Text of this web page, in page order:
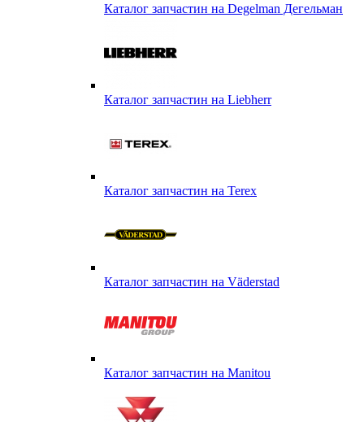
Каталог запчастин на Degelman Дегельман
Каталог запчастин на Liebherr
Каталог запчастин на Terex
Каталог запчастин на Väderstad
Каталог запчастин на Маnitou